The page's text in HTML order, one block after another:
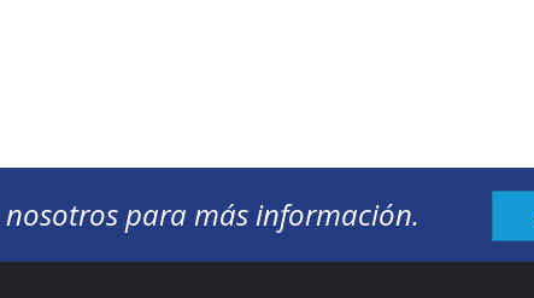
para más información.